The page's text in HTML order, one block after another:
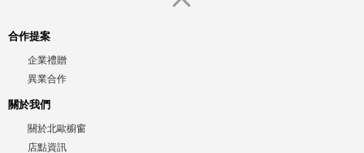
合作提案
企業禮贈
異業合作
關於我們
關於北歐櫥窗
店點資訊